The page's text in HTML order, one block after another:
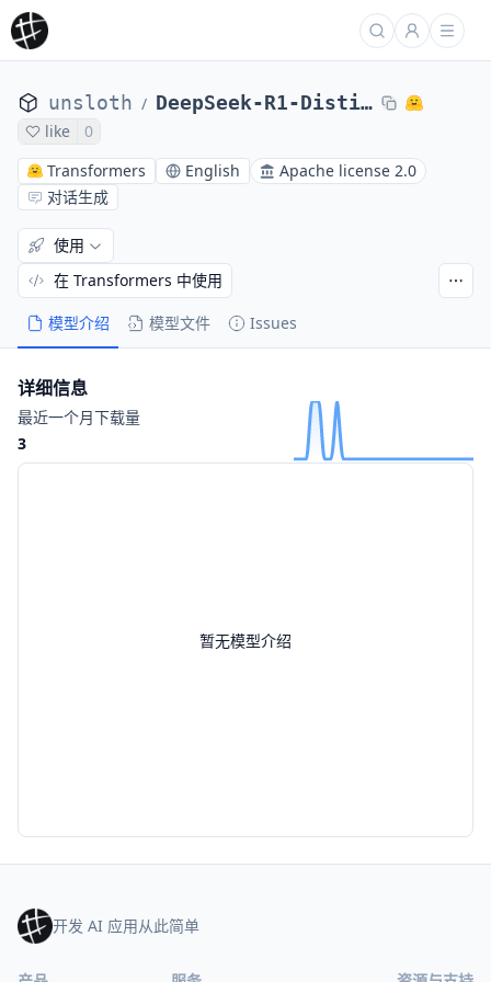
unsloth / DeepSeek-R1-Distill-Qwen-14B-GGUF
like
0
Transformers
English
Apache license 2.0
对话生成
模型介绍 模型文件 Issues
使用
在 Transformers 中使用
暂无模型介绍
详细信息
最近一个月下载量
3
开发 AI 应用从此简单